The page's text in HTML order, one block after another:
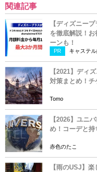
関連記事
【ディズニー
を徹底解説！
ーンも！
PR キャステ
【2021】ディ
対策まとめ！チ
Tomo
【2026】ユニ
め！コーデと持
赤色のたこ
【雨のUSJ】